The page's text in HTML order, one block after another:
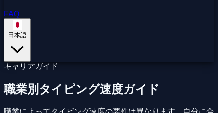
FAQ
日本語
キャリアガイド
職業別タイピング速度ガイド
職業によってタイピング速度の要件は異なります。自分に合